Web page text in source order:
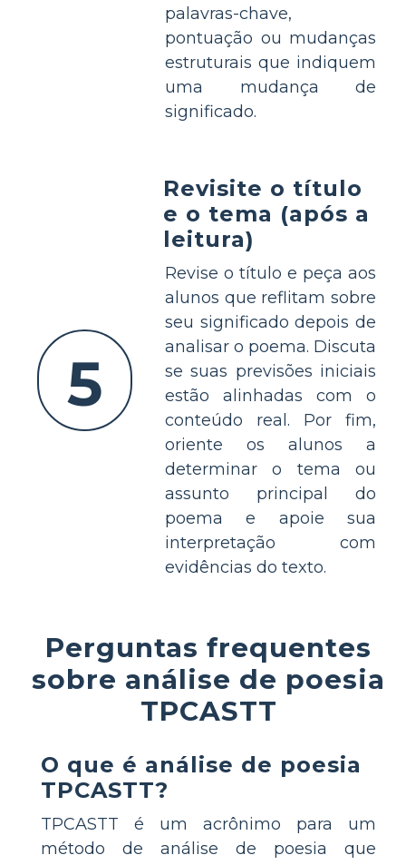
palavras-chave,
pontuação ou mudanças
estruturais que indiquem
uma mudança de
significado.
5
Revisite o título
e o tema (após a
leitura)
Revise o título e peça aos
alunos que reflitam sobre
seu significado depois de
analisar o poema. Discuta
se suas previsões iniciais
estão alinhadas com o
conteúdo real. Por fim,
oriente os alunos a
determinar o tema ou
assunto principal do
poema e apoie sua
interpretação com
evidências do texto.
Perguntas frequentes
sobre análise de poesia
TPCASTT
O que é análise de poesia
TPCASTT?
TPCASTT é um acrônimo para um
método de análise de poesia que